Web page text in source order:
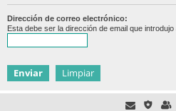
Dirección de correo electrónico:
Esta debe ser la dirección de email que introdujo